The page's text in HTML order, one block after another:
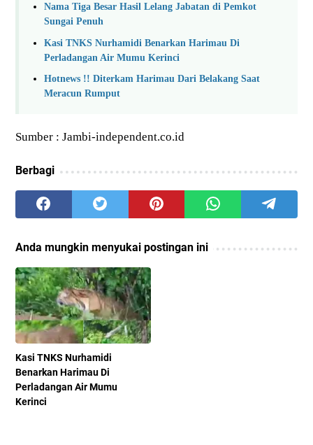
Nama Tiga Besar Hasil Lelang Jabatan di Pemkot
Sungai Penuh
Kasi TNKS Nurhamidi Benarkan Harimau Di
Perladangan Air Mumu Kerinci
Hotnews !! Diterkam Harimau Dari Belakang Saat
Meracun Rumput
Sumber : Jambi-independent.co.id
Berbagi
Anda mungkin menyukai postingan ini
Kasi TNKS Nurhamidi
Benarkan Harimau Di
Perladangan Air Mumu
Kerinci